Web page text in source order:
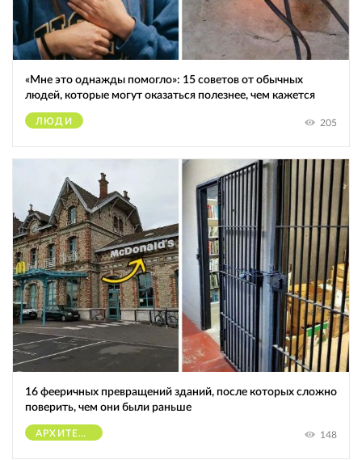
«Мне это однажды помогло»: 15 советов от обычных
людей, которые могут оказаться полезнее, чем кажется
ЛЮДИ 205
16 фееричных превращений зданий, после которых сложно
поверить, чем они были раньше
АРХИТЕКТУРА 148